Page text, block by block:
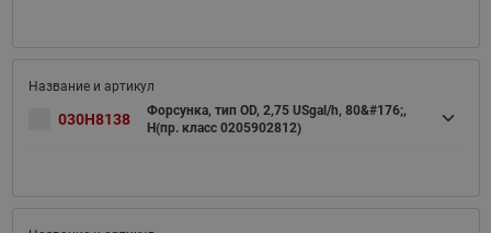
030H8138
Форсунка, тип OD, 2,75 USgal/h, 80&#176;,
H(пр. класс 0205902812)